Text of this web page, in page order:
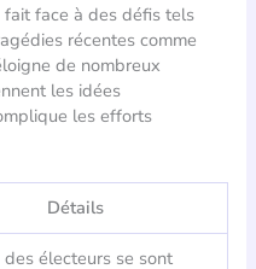
face à des défis tels
récentes comme
de nombreux
les idées
les efforts
Détails
électeurs se sont